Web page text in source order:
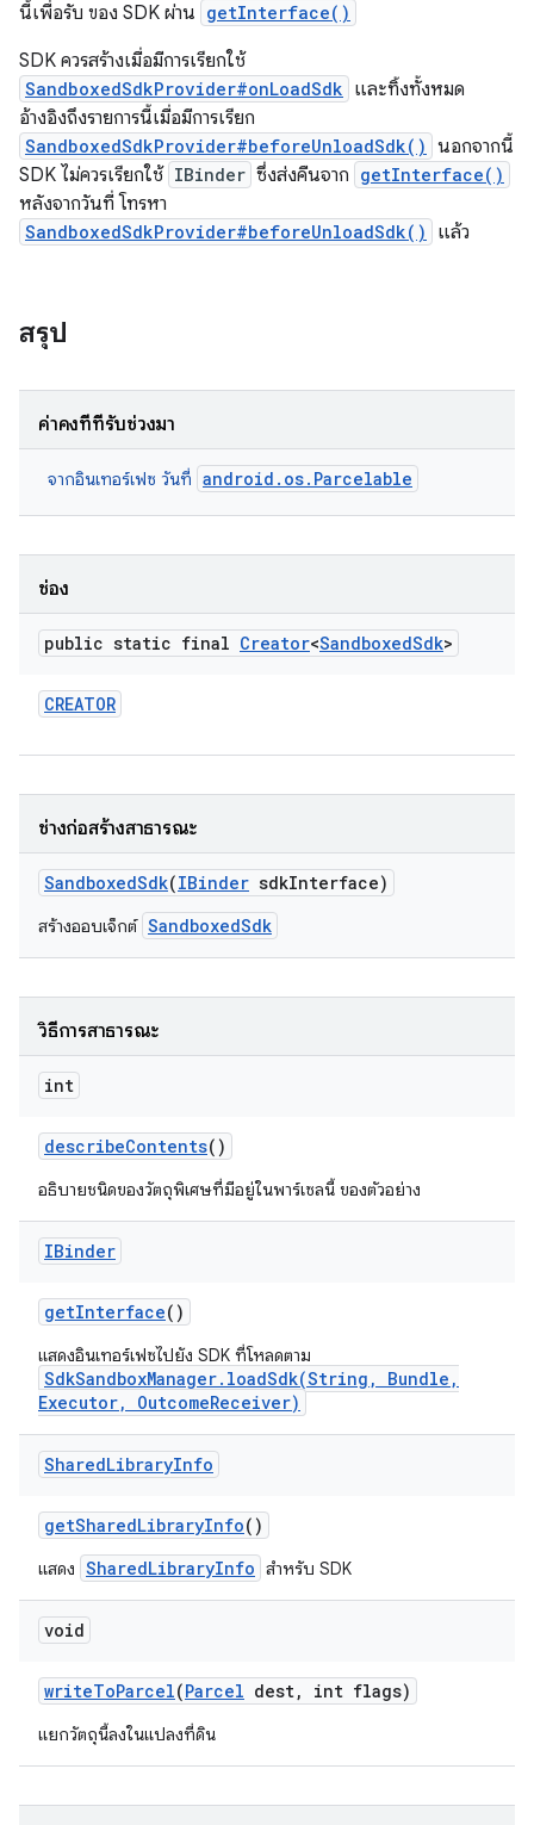
นี้เพื่อรับ ของ SDK ผ่าน getInterface()
SDK ควรสร้างเมื่อมีการเรียกใช้
SandboxedSdkProvider#onLoadSdk และทิ้งทั้งหมด
อ้างอิงถึงรายการนี้เมื่อมีการเรียก
SandboxedSdkProvider#beforeUnloadSdk() นอกจากนี้
SDK ไม่ควรเรียกใช้ IBinder ซึ่งส่งคืนจาก getInterface()
หลังจากวันที่ โทรหา
SandboxedSdkProvider#beforeUnloadSdk() แล้ว
สรุป
ค่าคงที่ที่รับช่วงมา
จากอินเทอร์เฟซ วันที่ android.os.Parcelable
ช่อง
public static final Creator<SandboxedSdk>
CREATOR
ช่างก่อสร้างสาธารณะ
SandboxedSdk(IBinder sdkInterface)
สร้างออบเจ็กต์ SandboxedSdk
วิธีการสาธารณะ
int
describeContents()
อธิบายชนิดของวัตถุพิเศษที่มีอยู่ในพาร์เซลนี้ ของตัวอย่าง
IBinder
getInterface()
แสดงอินเทอร์เฟซไปยัง SDK ที่โหลดตาม
SdkSandboxManager.loadSdk(String, Bundle,
Executor, OutcomeReceiver)
SharedLibraryInfo
getSharedLibraryInfo()
แสดง SharedLibraryInfo สำหรับ SDK
void
writeToParcel(Parcel dest, int flags)
แยกวัตถุนี้ลงในแปลงที่ดิน